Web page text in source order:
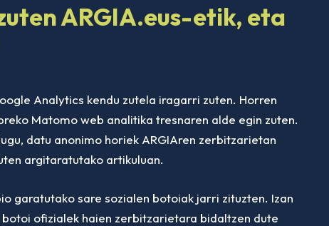
ARGIA.eus-etik, eta
Analytics kendu zutela iragarri zuten. Horren
Matomo web analitika tresnaren alde egin zuten.
datu anonimo horiek ARGIAren zerbitzarietan
argitaratutako artikuluan.
garatutako sare sozialen botoiak jarri zituzten. Izan
ofizialek haien zerbitzarietara bidaltzen dute